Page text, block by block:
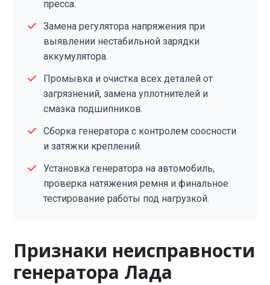
пресса.
Замена регулятора напряжения при
выявлении нестабильной зарядки
аккумулятора.
Промывка и очистка всех деталей от
загрязнений, замена уплотнителей и
смазка подшипников.
Сборка генератора с контролем соосности
и затяжки креплений.
Установка генератора на автомобиль,
проверка натяжения ремня и финальное
тестирование работы под нагрузкой.
Признаки неисправности
генератора Лада